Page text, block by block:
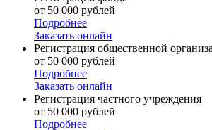
от 50 000 рублей
Подробнее
Заказать онлайн
Регистрация общественной
от 50 000 рублей
Подробнее
Заказать онлайн
Регистрация частного учреждения
от 50 000 рублей
Подробнее